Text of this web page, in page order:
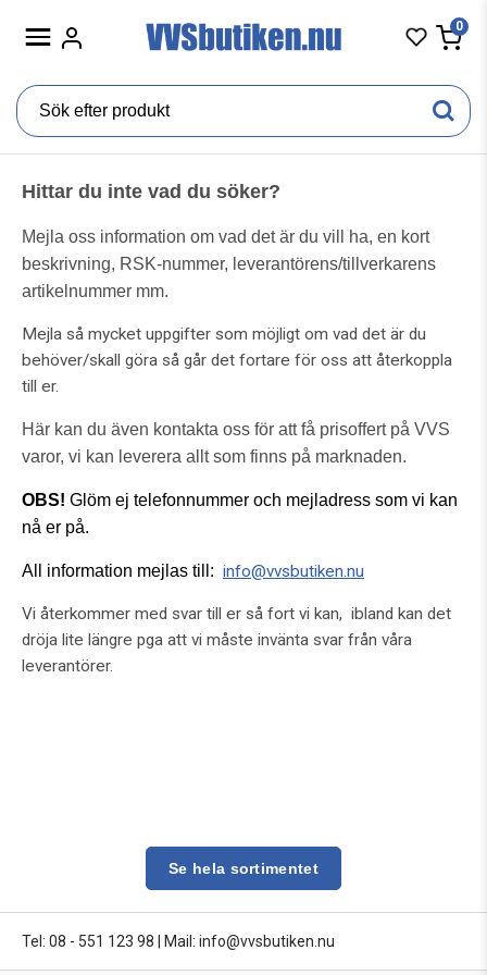
0
Hittar du inte vad du söker?
Mejla oss information om vad det är du vill ha, en kort
beskrivning, RSK-nummer, leverantörens/tillverkarens
artikelnummer mm.
Mejla så mycket uppgifter som möjligt om vad det är du
behöver/skall göra så går det fortare för oss att återkoppla
till er.
Här kan du även kontakta oss för att få prisoffert på VVS
varor, vi kan leverera allt som finns på marknaden.
OBS! Glöm ej telefonnummer och mejladress som vi kan
nå er på.
All information mejlas till: info@vvsbutiken.nu
Vi återkommer med svar till er så fort vi kan, ibland kan det
dröja lite längre pga att vi måste invänta svar från våra
leverantörer.
Se hela sortimentet
Tel: 08 - 551 123 98 Mail: info@vvsbutiken.nu